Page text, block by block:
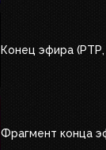
Конец эфира (РТР,
Фрагмент конца